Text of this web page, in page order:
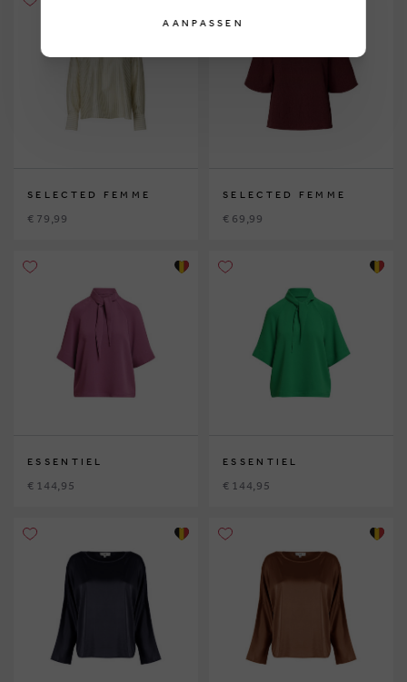
SELECTED FEMME
€ 79,99
SELECTED FEMME
€ 69,99
ESSENTIEL
€ 144,95
ESSENTIEL
€ 144,95
AANPASSEN